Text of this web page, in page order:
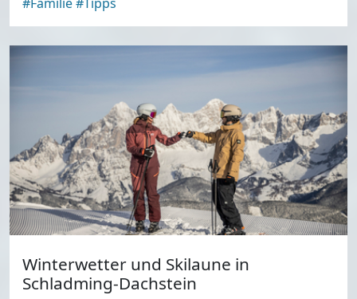
Winterwetter und Skilaune in
Schladming-Dachstein